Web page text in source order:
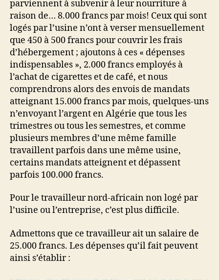
parviennent à subvenir à leur nourriture à
raison de… 8.000 francs par mois! Ceux qui sont
logés par l’usine n’ont à verser mensuellement
que 450 à 500 francs pour couvrir les frais
d’hébergement ; ajoutons à ces « dépenses
indispensables », 2.000 francs employés à
l’achat de cigarettes et de café, et nous
comprendrons alors des envois de mandats
atteignant 15.000 francs par mois, quelques-uns
n’envoyant l’argent en Algérie que tous les
trimestres ou tous les semestres, et comme
plusieurs membres d’une même famille
travaillent parfois dans une même usine,
certains mandats atteignent et dépassent
parfois 100.000 francs.
Pour le travailleur nord-africain non logé par
l’usine ou l’entreprise, c’est plus difficile.
Admettons que ce travailleur ait un salaire de
25.000 francs. Les dépenses qu’il fait peuvent
ainsi s’établir :